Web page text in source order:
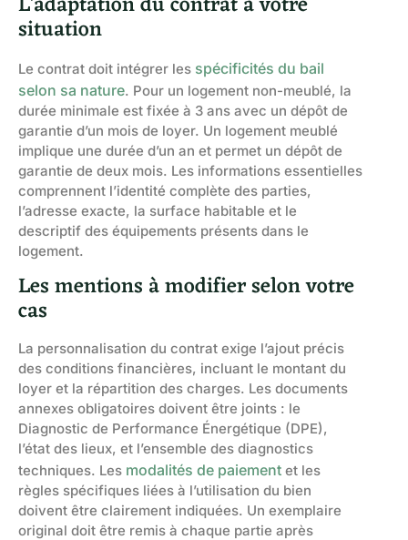
situation
Le contrat doit intégrer les spécificités du bail
selon sa nature. Pour un logement non-meublé, la
durée minimale est fixée à 3 ans avec un dépôt de
garantie d’un mois de loyer. Un logement meublé
implique une durée d’un an et permet un dépôt de
garantie de deux mois. Les informations essentielles
comprennent l’identité complète des parties,
l’adresse exacte, la surface habitable et le
descriptif des équipements présents dans le
logement.
Les mentions à modifier selon votre
cas
La personnalisation du contrat exige l’ajout précis
des conditions financières, incluant le montant du
loyer et la répartition des charges. Les documents
annexes obligatoires doivent être joints : le
Diagnostic de Performance Énergétique (DPE),
l’état des lieux, et l’ensemble des diagnostics
techniques. Les modalités de paiement et les
règles spécifiques liées à l’utilisation du bien
doivent être clairement indiquées. Un exemplaire
original doit être remis à chaque partie après